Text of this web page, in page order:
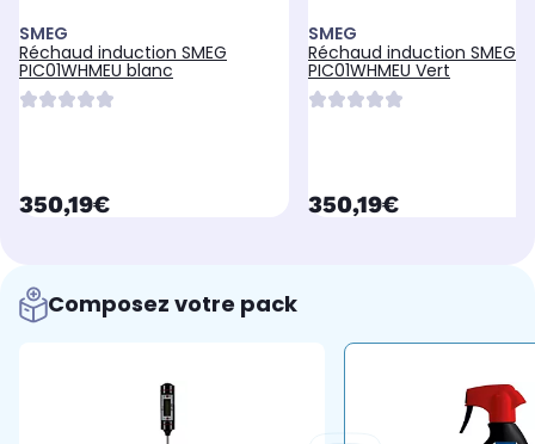
SMEG
Réchaud induction SMEG
PIC01WHMEU blanc
currentPrice
350,19€
SMEG
Réchaud induction SMEG
PIC01WHMEU Vert
currentPrice
350,19€
Composez votre pack